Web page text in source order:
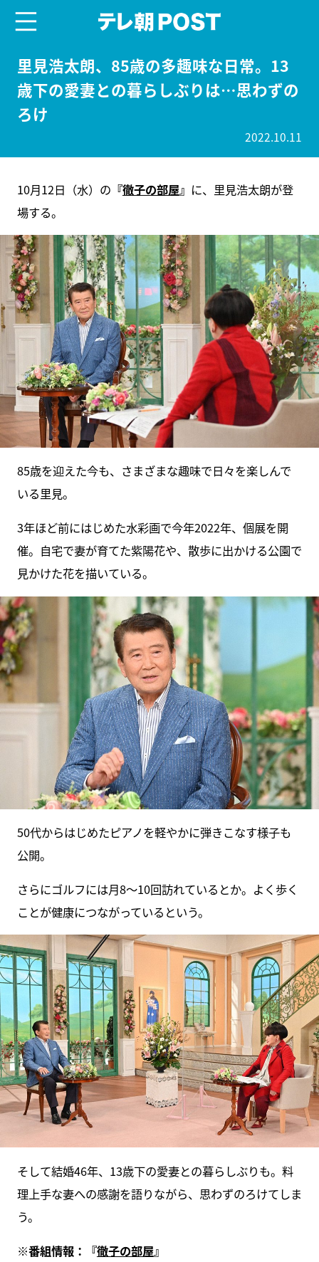
里見浩太朗、85歳の多趣味な日常。13
歳下の愛妻との暮らしぶりは…思わずの
ろけ
2022.10.11
10月12日（水）の 『徹子の部屋』 に、里見浩太朗が登
場する。
85歳を迎えた今も、さまざまな趣味で日々を楽しんで
いる里見。
3年ほど前にはじめた水彩画で今年2022年、個展を開
催。自宅で妻が育てた紫陽花や、散歩に出かける公園で
見かけた花を描いている。
50代からはじめたピアノを軽やかに弾きこなす様子も
公開。
さらにゴルフには月8〜10回訪れているとか。よく歩く
ことが健康につながっているという。
そして結婚46年、13歳下の愛妻との暮らしぶりも。料
理上手な妻への感謝を語りながら、思わずのろけてしま
う。
※番組情報：『徹子の部屋』